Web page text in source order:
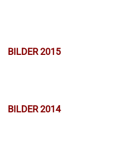
BILDER 2015
BILDER 2014